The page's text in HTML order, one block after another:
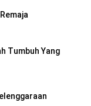
Tumbuh Yang